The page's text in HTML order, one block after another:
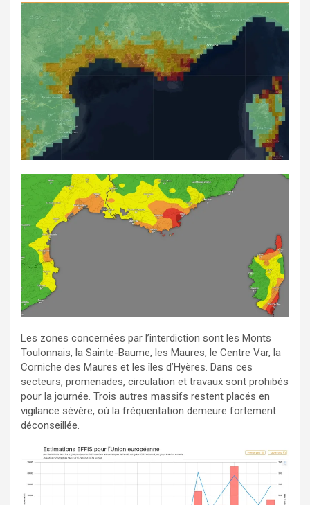
Les zones concernées par l’interdiction sont les Monts
Toulonnais, la Sainte-Baume, les Maures, le Centre Var, la
Corniche des Maures et les îles d’Hyères. Dans ces
secteurs, promenades, circulation et travaux sont prohibés
pour la journée. Trois autres massifs restent placés en
vigilance sévère, où la fréquentation demeure fortement
déconseillée.